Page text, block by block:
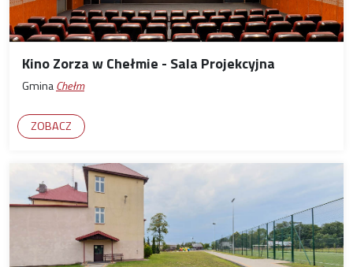
Kino Zorza w Chełmie - Sala Projekcyjna
GminaChełm
ZOBACZ